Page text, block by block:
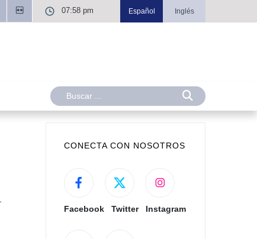
07:58 pm Español Inglés
CONECTA CON NOSOTROS
Facebook Twitter Instagram